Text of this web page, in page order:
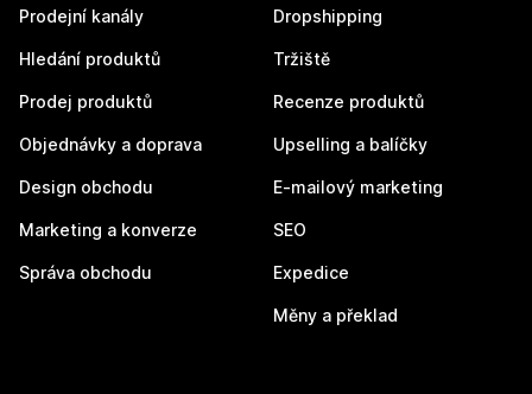
Prodejní kanály
Hledání produktů
Prodej produktů
Objednávky a doprava
Design obchodu
Marketing a konverze
Správa obchodu
Dropshipping
Tržiště
Recenze produktů
Upselling a balíčky
E-mailový marketing
SEO
Expedice
Měny a překlad